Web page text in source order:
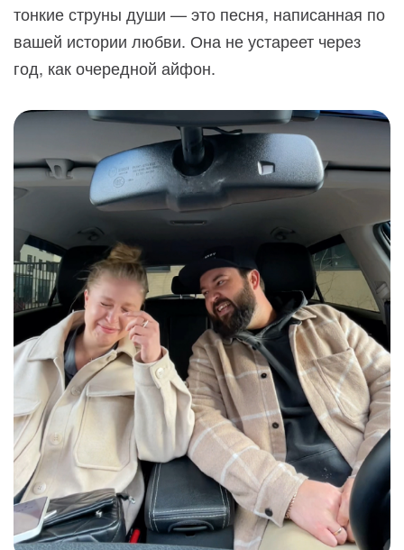
тонкие струны души — это песня, написанная по
вашей истории любви. Она не устареет через
год, как очередной айфон.